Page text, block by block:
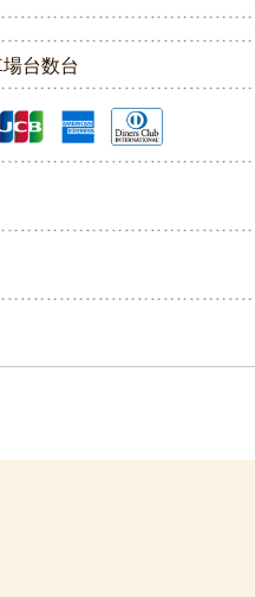
台数台